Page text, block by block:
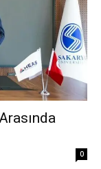
0